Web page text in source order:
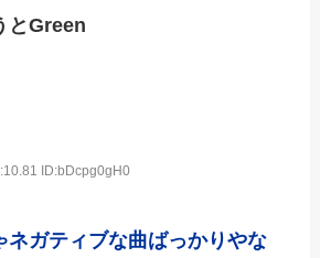
とGreen
ID:bDcpg0gH0
ネガティブな曲ばっかりやな